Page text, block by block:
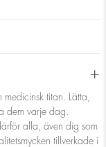
titan. Lätta,
dem varje dag.
alla, även dig som
tillverkade i